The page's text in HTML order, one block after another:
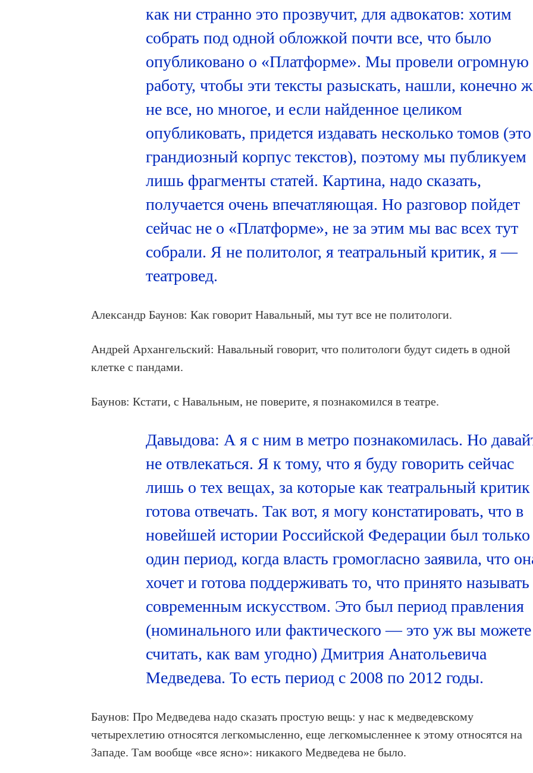
как ни странно это прозвучит, для адвокатов: хотим
собрать под одной обложкой почти все, что было
опубликовано о «Платформе». Мы провели огромную
работу, чтобы эти тексты разыскать, нашли, конечно
не все, но многое, и если найденное целиком
опубликовать, придется издавать несколько томов (это
грандиозный корпус текстов), поэтому мы публикуем
лишь фрагменты статей. Картина, надо сказать,
получается очень впечатляющая. Но разговор пойдет
сейчас не о «Платформе», не за этим мы вас всех тут
собрали. Я не политолог, я театральный критик, я —
театровед.
Александр Баунов: Как говорит Навальный, мы тут все не политологи.
Андрей Архангельский: Навальный говорит, что политологи будут сидеть в одной
клетке с пандами.
Баунов: Кстати, с Навальным, не поверите, я познакомился в театре.
Давыдова: А я с ним в метро познакомилась. Но
не отвлекаться. Я к тому, что я буду говорить сейчас
лишь о тех вещах, за которые как театральный критик
готова отвечать. Так вот, я могу констатировать, что в
новейшей истории Российской Федерации был только
один период, когда власть громогласно заявила, что
хочет и готова поддерживать то, что принято называть
современным искусством. Это был период правления
(номинального или фактического — это уж вы можете
считать, как вам угодно) Дмитрия Анатольевича
Медведева. То есть период с 2008 по 2012 годы.
Баунов: Про Медведева надо сказать простую вещь: у нас к медведевскому
четырехлетию относятся легкомысленно, еще легкомысленнее к этому относятся на
Западе. Там вообще «все ясно»: никакого Медведева не было.